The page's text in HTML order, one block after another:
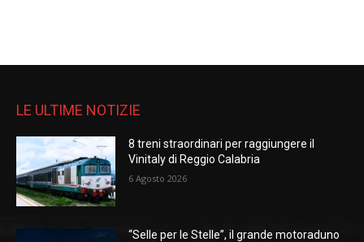
LE ULTIME NOTIZIE
8 treni straordinari per raggiungere il
Vinitaly di Reggio Calabria
6 Agosto 2026
“Selle per le Stelle”, il grande motoraduno